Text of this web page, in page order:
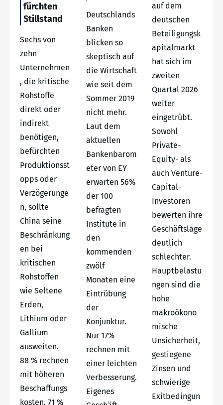
fürchten
Stillstand
Sechs von
zehn
Unternehmen
, die kritische
Rohstoffe
direkt oder
indirekt
benötigen,
befürchten
Produktionsst
opps oder
Verzögerunge
n, sollte
China seine
Beschränkung
en bei
kritischen
Rohstoffen
wie Seltene
Erden,
Lithium oder
Gallium
ausweiten.
88 % rechnen
mit höheren
Beschaffungs
kosten, 71 %
Deutschlands
Banken
blicken so
skeptisch auf
die Wirtschaft
wie seit dem
Sommer 2019
nicht mehr.
Laut dem
aktuellen
Bankenbarom
eter von EY
erwarten 56%
der 100
befragten
Institute in
den
kommenden
zwölf
Monaten eine
Eintrübung
der
Konjunktur.
Nur 17%
rechnen mit
einer leichten
Verbesserung.
Eigenes
auf dem
deutschen
Beteiligungsk
apitalmarkt
hat sich im
zweiten
Quartal 2026
weiter
eingetrübt.
Sowohl
Private-
Equity- als
auch Venture-
Capital-
Investoren
bewerten ihre
Geschäftslage
deutlich
schlechter.
Hauptbelastu
ngen sind die
hohe
makroökono
mische
Unsicherheit,
gestiegene
Zinsen und
schwierige
Exitbedingun